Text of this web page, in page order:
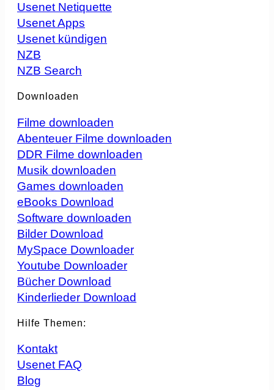
Usenet Netiquette
Usenet Apps
Usenet kündigen
NZB
NZB Search
Downloaden
Filme downloaden
Abenteuer Filme downloaden
DDR Filme downloaden
Musik downloaden
Games downloaden
eBooks Download
Software downloaden
Bilder Download
MySpace Downloader
Youtube Downloader
Bücher Download
Kinderlieder Download
Hilfe Themen:
Kontakt
Usenet FAQ
Blog